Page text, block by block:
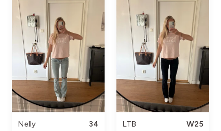
Nelly
34
LTB
W25